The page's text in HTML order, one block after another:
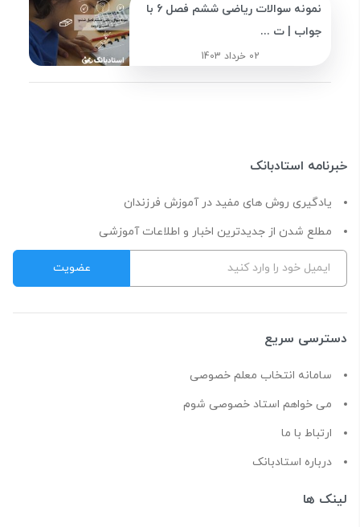
نمونه سوالات ریاضی ششم فصل 6 با
جواب | ت ...
02 خرداد 1403
خبرنامه استادبانک
یادگیری روش های مفید در آموزش فرزندان
مطلع شدن از جدیدترین اخبار و اطلاعات آموزشی
دسترسی سریع
سامانه انتخاب معلم خصوصی
می خواهم استاد خصوصی شوم
ارتباط با ما
درباره استادبانک
لینک ها